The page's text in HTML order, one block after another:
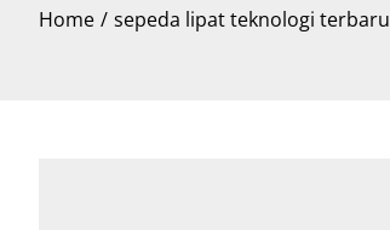
Home sepeda lipat teknologi terbaru